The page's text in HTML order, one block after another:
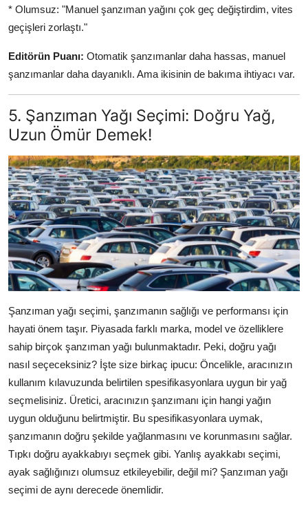
* Olumsuz: "Manuel şanzıman yağını çok geç değiştirdim, vites
geçişleri zorlaştı."
Editörün Puanı: Otomatik şanzımanlar daha hassas, manuel
şanzımanlar daha dayanıklı. Ama ikisinin de bakıma ihtiyacı var.
5. Şanzıman Yağı Seçimi: Doğru Yağ,
Uzun Ömür Demek!
Şanzıman yağı seçimi, şanzımanın sağlığı ve performansı için
hayati önem taşır. Piyasada farklı marka, model ve özelliklere
sahip birçok şanzıman yağı bulunmaktadır. Peki, doğru yağı
nasıl seçeceksiniz? İşte size birkaç ipucu: Öncelikle, aracınızın
kullanım kılavuzunda belirtilen spesifikasyonlara uygun bir yağ
seçmelisiniz. Üretici, aracınızın şanzımanı için hangi yağın
uygun olduğunu belirtmiştir. Bu spesifikasyonlara uymak,
şanzımanın doğru şekilde yağlanmasını ve korunmasını sağlar.
Tıpkı doğru ayakkabıyı seçmek gibi. Yanlış ayakkabı seçimi,
ayak sağlığınızı olumsuz etkileyebilir, değil mi? Şanzıman yağı
seçimi de aynı derecede önemlidir.